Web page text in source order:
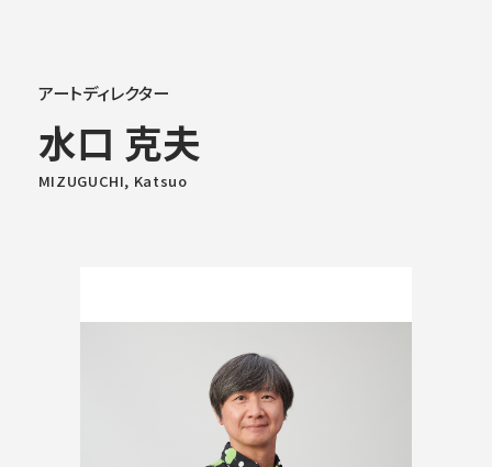
学部学科
アートディレクター
水口 克夫
MIZUGUCHI, Katsuo